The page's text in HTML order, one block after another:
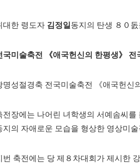
대한 령도자 김정일 동지의 탄생 ８０
국미술축전 《애국헌신의 한평생》 전
명성절경축 전국미술축전 《애국헌신
전장에는 나어린 녀학생의 서예솜씨를
지의 자애로운 모습을 형상한 영상미
번 축전에는 당 제８차대회가 제시한